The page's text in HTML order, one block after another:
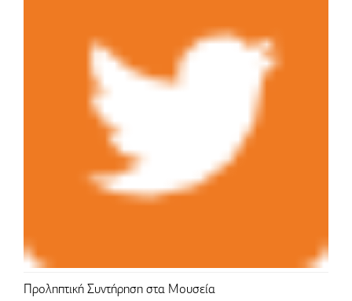
Προληπτική Συντήρηση στα Μουσεία